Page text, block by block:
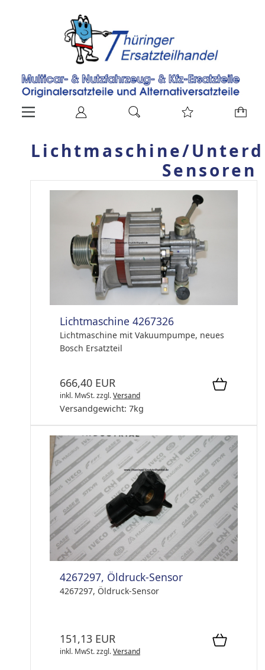
Lichtmaschine/
Sensoren
Lichtmaschine 4267326
Lichtmaschine mit Vakuumpumpe, neues
Bosch Ersatzteil
666,40 EUR
inkl. MwSt.zzgl.Versand
Versandgewicht: 7kg
4267297, Öldruck-Sensor
4267297, Öldruck-Sensor
151,13 EUR
inkl. MwSt.zzgl.Versand